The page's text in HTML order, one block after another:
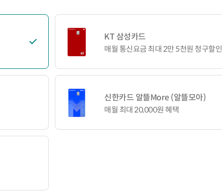
KT 삼성카드
매월 통신요금 최대 2만 5천원 청구할인
신한카드 알뜰More (알뜰모아)
매월 최대 20,000원 혜택